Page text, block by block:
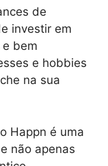
de
investir em
bem
e hobbies
na sua
Happn é uma
não apenas